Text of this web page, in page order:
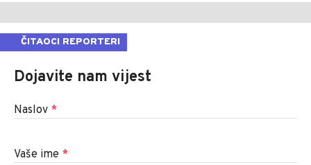
ČITAOCI REPORTERI
Dojavite nam vijest
Naslov *
Vaše ime *